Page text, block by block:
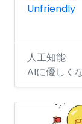
Unfriendly
人工知能
AIに優しく